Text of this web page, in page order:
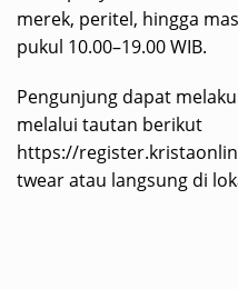
merek, peritel, hingga
pukul 10.00–19.00 WIB.
Pengunjung dapat
melalui tautan berikut
https://
twear atau langsung di